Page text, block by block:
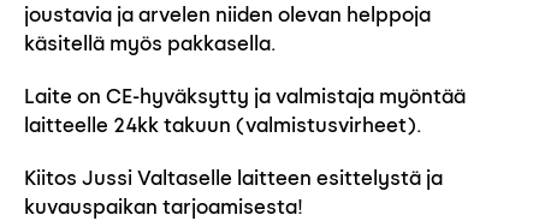
joustavia ja arvelen niiden olevan helppoja
käsitellä myös pakkasella.
Laite on CE-hyväksytty ja valmistaja myöntää
laitteelle 24kk takuun (valmistusvirheet).
Kiitos Jussi Valtaselle laitteen esittelystä ja
kuvauspaikan tarjoamisesta!